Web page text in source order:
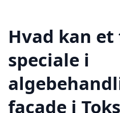
Hvad kan
speciale i
facade i